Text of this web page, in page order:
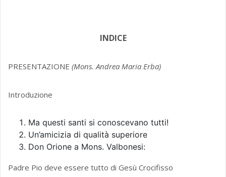
INDICE
PRESENTAZIONE (Mons. Andrea Maria Erba)
Introduzione
Ma questi santi si conoscevano tutti!
Un’amicizia di qualità superiore
Don Orione a Mons. Valbonesi:
Padre Pio deve essere tutto di Gesù Crocifisso